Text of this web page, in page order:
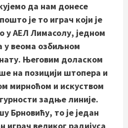
да нам донесе
је то играч који је
у АЕЛ Лимасолу, једном
у веома озбиљном
Његовим доласком
на позицији штопера и
мирноћом и искуством
задње линије.
Брновићу, то је један